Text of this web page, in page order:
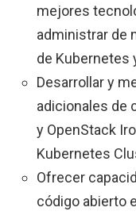
mejores
administrar de
de Kubernetes
Desarrollar y
adicionales de
y OpenStack
Kubernetes
Ofrecer
código abierto